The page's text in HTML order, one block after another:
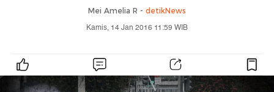
Mei Amelia R - detikNews
Kamis, 14 Jan 2016 11:59 WIB